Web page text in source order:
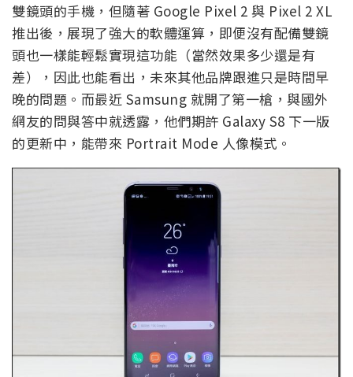
雙鏡頭的手機，但隨著 Google Pixel 2 與 Pixel 2 XL
推出後，展現了強大的軟體運算，即便沒有配備雙鏡
頭也一樣能輕鬆實現這功能（當然效果多少還是有
差），因此也能看出，未來其他品牌跟進只是時間早
晚的問題。而最近 Samsung 就開了第一槍，與國外
網友的問與答中就透露，他們期許 Galaxy S8 下一版
的更新中，能帶來 Portrait Mode 人像模式。